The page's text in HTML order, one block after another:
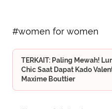
#women for women
TERKAIT: Paling Mewah!
Chic Saat Dapat Kado
Maxime Bouttier